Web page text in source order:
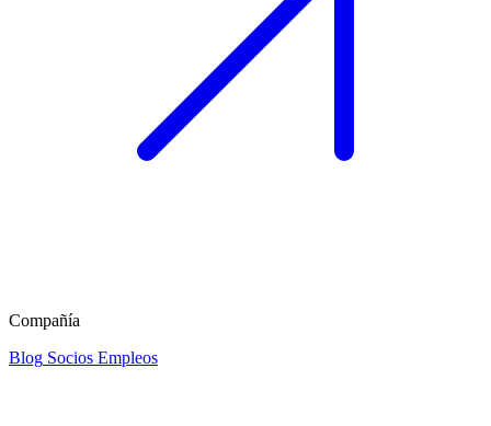
Compañía
Blog Socios Empleos